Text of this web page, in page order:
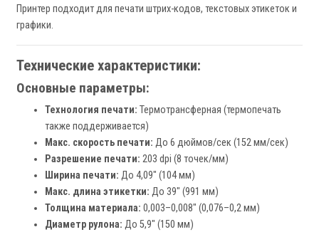
Принтер подходит для печати штрих-кодов, текстовых этикеток и
графики.
Технические характеристики:
Основные параметры:
Технология печати: Термотрансферная (термопечать
также поддерживается)
Макс. скорость печати: До 6 дюймов/сек (152 мм/сек)
Разрешение печати: 203 dpi (8 точек/мм)
Ширина печати: До 4,09" (104 мм)
Макс. длина этикетки: До 39" (991 мм)
Толщина материала: 0,003–0,008" (0,076–0,2 мм)
Диаметр рулона: До 5,9" (150 мм)